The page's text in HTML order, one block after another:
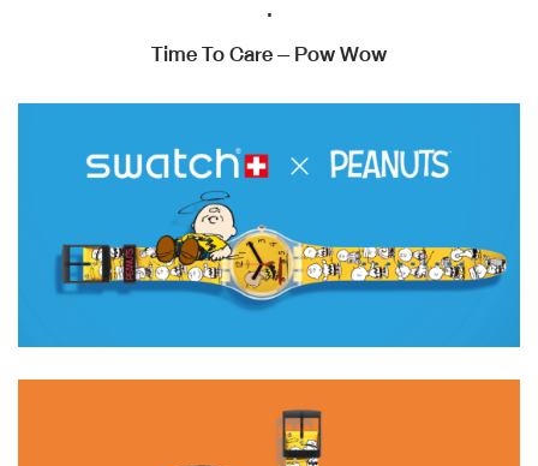
.
Time To Care – Pow Wow